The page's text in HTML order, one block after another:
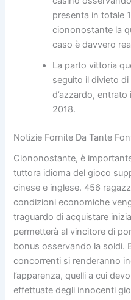
presenta in totale
ciononostante la
caso è davvero
La parto vittoria
seguito il divieto
d’azzardo,
2018.
Notizie Fornite Da Tante
Ciononostante, è
tuttora idioma del gioco
cinese e inglese. 456
condizioni economiche
traguardo di acquistare
permetterà al vincitore di
bonus osservando la soldi.
concorrenti si renderanno
l’apparenza, quelli a cui
effettuate degli innocenti